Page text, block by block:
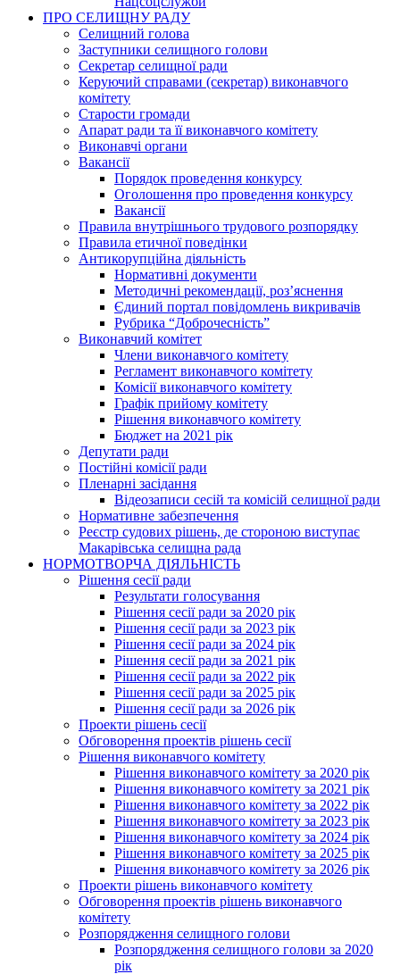
ПРО СЕЛИЩНУ РАДУ
Селищний голова
Заступники селищного голови
Секретар селищної ради
Керуючий справами (секретар) виконавчого
комітету
Старости громади
Апарат ради та її виконавчого комітету
Виконавчі органи
Вакансії
Порядок проведення конкурсу
Оголошення про проведення конкурсу
Вакансії
Правила внутрішнього трудового розпорядку
Правила етичної поведінки
Антикорупційна діяльність
Нормативні документи
Методичні рекомендації, роз’яснення
Єдиний портал повідомлень викривачів
Рубрика “Доброчесність”
Виконавчий комітет
Члени виконавчого комітету
Регламент виконавчого комітету
Комісії виконавчого комітету
Графік прийому комітету
Рішення виконавчого комітету
Бюджет на 2021 рік
Депутати ради
Постійні комісії ради
Пленарні засідання
Відеозаписи сесій та комісій селищної ради
Нормативне забезпечення
Реєстр судових рішень, де стороною виступає
Макарівська селищна рада
НОРМОТВОРЧА ДІЯЛЬНІСТЬ
Рішення сесії ради
Результати голосування
Рішення сесії ради за 2020 рік
Рішення сесії ради за 2023 рік
Рішення сесії ради за 2024 рік
Рішення сесії ради за 2021 рік
Рішення сесії ради за 2022 рік
Рішення сесії ради за 2025 рік
Рішення сесії ради за 2026 рік
Проекти рішень сесії
Обговорення проектів рішень сесії
Рішення виконавчого комітету
Рішення виконавчого комітету за 2020 рік
Рішення виконавчого комітету за 2021 рік
Рішення виконавчого комітету за 2022 рік
Рішення виконавчого комітету за 2023 рік
Рішення виконавчого комітету за 2024 рік
Рішення виконавчого комітету за 2025 рік
Рішення виконавчого комітету за 2026 рік
Проекти рішень виконавчого комітету
Обговорення проектів рішень виконавчого
комітету
Розпорядження селищного голови
Розпорядження селищного голови за 2020
рік